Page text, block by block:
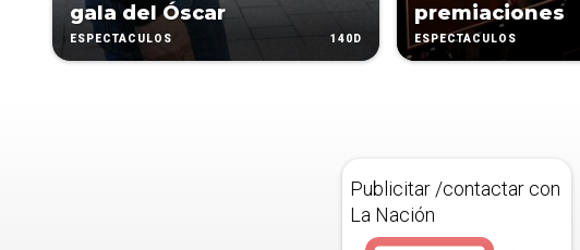
gala del Óscar
ESPECTÁCULOS 140D
premiaciones
ESPECTÁCULOS
Publicitar /contactar con
La Nación